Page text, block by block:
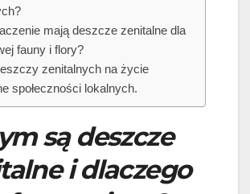
mają deszcze zenitalne dla
fauny i flory?
zenitalnych na życie
społeczności lokalnych.
są deszcze
i dlaczego